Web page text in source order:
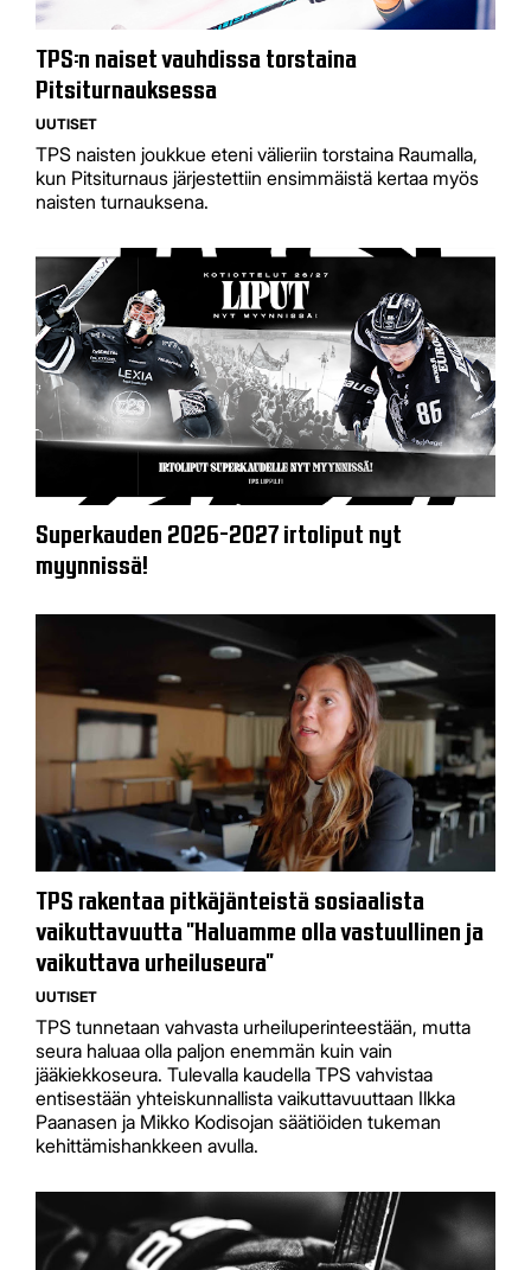
TPS:n naiset vauhdissa torstaina
Pitsiturnauksessa
UUTISET
TPS naisten joukkue eteni välieriin torstaina Raumalla,
kun Pitsiturnaus järjestettiin ensimmäistä kertaa myös
naisten turnauksena.
Superkauden 2026-2027 irtoliput nyt
myynnissä!
TPS rakentaa pitkäjänteistä sosiaalista
vaikuttavuutta "Haluamme olla vastuullinen ja
vaikuttava urheiluseura"
UUTISET
TPS tunnetaan vahvasta urheiluperinteestään, mutta
seura haluaa olla paljon enemmän kuin vain
jääkiekkoseura. Tulevalla kaudella TPS vahvistaa
entisestään yhteiskunnallista vaikuttavuuttaan Ilkka
Paanasen ja Mikko Kodisojan säätiöiden tukeman
kehittämishankkeen avulla.